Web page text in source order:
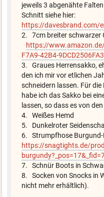
jeweils 3 abgenähte
Schnitt siehe hier:
https://davesbrand.com/
2. 7cm breiter schwarzer
https://
F7A9-42B4-
3. Graues Herrensakko,
den ich mir vor etlichen
schneidern lassen. Für
habe ich das Sakko bei
lassen, so dass es von
4. Weißes Hemd
5. Dunkelroter
6. Strumpfhose
https://snagtights.de/
7. Schnür Boots in
8. Socken von Snocks in
nicht mehr erhältlich).